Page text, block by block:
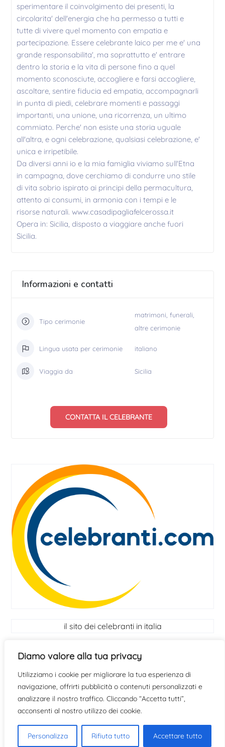
Diamo valore alla tua privacy
Utilizziamo i cookie per migliorare la tua esperienza di
navigazione, offrirti pubblicità o contenuti personalizzati e
analizzare il nostro traffico. Cliccando “Accetta tutti”,
acconsenti al nostro utilizzo dei cookie.
Personalizza Rifiuta tutto Accettare tutto
sperimentare il coinvolgimento dei presenti, la
circolarita' dell'energia che ha permesso a tutti e
tutte di vivere quel momento con empatia e
partecipazione. Essere celebrante laico per me e' una
grande responsabilita', ma soprattutto e' entrare
dentro la storia e la vita di persone fino a quel
momento sconosciute, accogliere e farsi accogliere,
ascoltare, sentire fiducia ed empatia, accompagnarli
in punta di piedi, celebrare momenti e passaggi
importanti, una unione, una ricorrenza, un ultimo
commiato. Perche' non esiste una storia uguale
all'altra, e ogni celebrazione, qualsiasi celebrazione, e'
unica e irripetibile.
Da diversi anni io e la mia famiglia viviamo sull'Etna
in campagna, dove cerchiamo di condurre uno stile
di vita sobrio ispirato ai principi della permacultura,
attento ai consumi, in armonia con i tempi e le
risorse naturali. www.casadipagliafelcerossa.it
Opera in: Sicilia, disposto a viaggiare anche fuori
Sicilia.
Informazioni e contatti
Tipo cerimonie
matrimoni, funerali,
altre cerimonie
Lingua usata per cerimonie italiano
Viaggia da Sicilia
CONTATTA IL CELEBRANTE
il sito dei celebranti in italia
I Celebranti
scopri se hai le qualità per diventare celebrante
qui